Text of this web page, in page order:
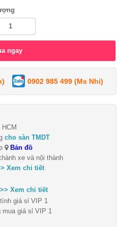
0902 985 499 (Ms Nhi)
cho sàn TMDT
Bản đồ
xe và nội thành
Xem chi tiết
>> Xem chi tiết
giá sỉ VIP 1
mua giá sỉ VIP 1